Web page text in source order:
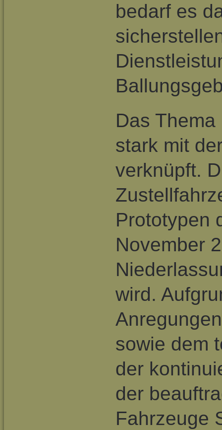
bedarf es
Das
stark mit
verknüpft.
Prototypen
November
wird.
sowie dem
der
der
Fahrzeuge